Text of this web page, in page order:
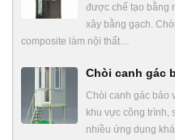
được chế tạo bằng
xây bằng gạch.
composite làm nội thất…
Chòi canh gác
Chòi canh gác bảo
khu vực công trình,
nhiều ứng dụng